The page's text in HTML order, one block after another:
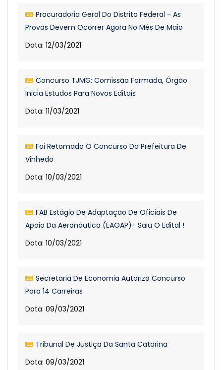
Procuradoria Geral Do Distrito Federal - As
Provas Devem Ocorrer Agora No Mês De Maio
Data: 12/03/2021
Concurso TJMG: Comissão Formada, Órgão
Inicia Estudos Para Novos Editais
Data: 11/03/2021
Foi Retomado O Concurso Da Prefeitura De
Vinhedo
Data: 10/03/2021
FAB Estágio De Adaptação De Oficiais De
Apoio Da Aeronáutica (EAOAP)- Saiu O Edital !
Data: 10/03/2021
Secretaria De Economia Autoriza Concurso
Para 14 Carreiras
Data: 09/03/2021
Tribunal De Justiça Da Santa Catarina
Data: 09/03/2021